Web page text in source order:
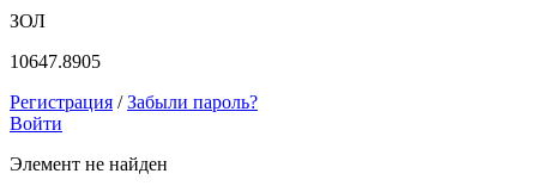
ЗОЛ
10647.8905
Регистрация / Забыли пароль?
Войти
Элемент не найден